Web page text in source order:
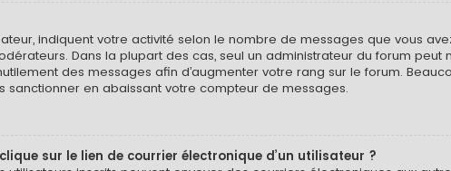
indiquent votre activité selon le nombre de messages que vous
Dans la plupart des cas, seul un administrateur du forum peut
des messages afin d’augmenter votre rang sur le forum.
en abaissant votre compteur de messages.
sur le lien de courrier électronique d’un utilisateur ?